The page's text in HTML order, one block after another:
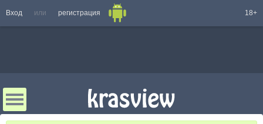
Вход или регистрация 18+